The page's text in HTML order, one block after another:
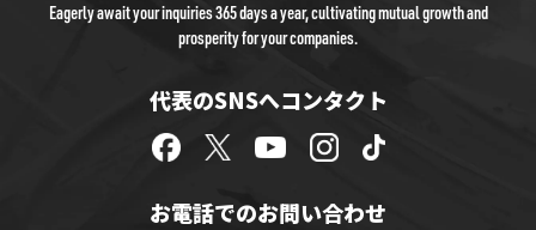
Eagerly await your inquiries 365 days a year, cultivating mutual growth and
prosperity for your companies.
代表のSNSへコンタクト
お電話でのお問い合わせ